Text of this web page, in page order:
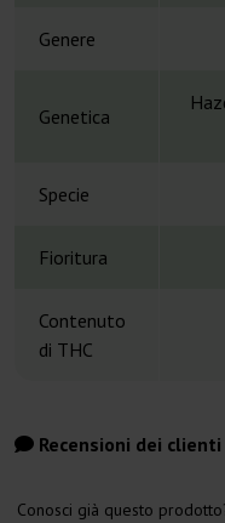
Genere
Genetica
Specie
Fioritura
Contenuto
di THC
Recensioni dei clienti
Conosci già questo